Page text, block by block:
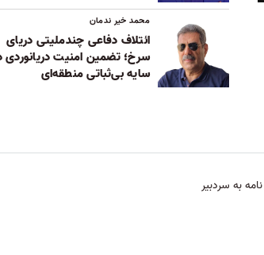
محمد خیر ندمان
ائتلاف دفاعی چندملیتی دریای
سرخ؛ تضمین امنیت دریانوردی
سایه بی‌ثباتی‌ منطقه‌ای
نامه به سردبیر